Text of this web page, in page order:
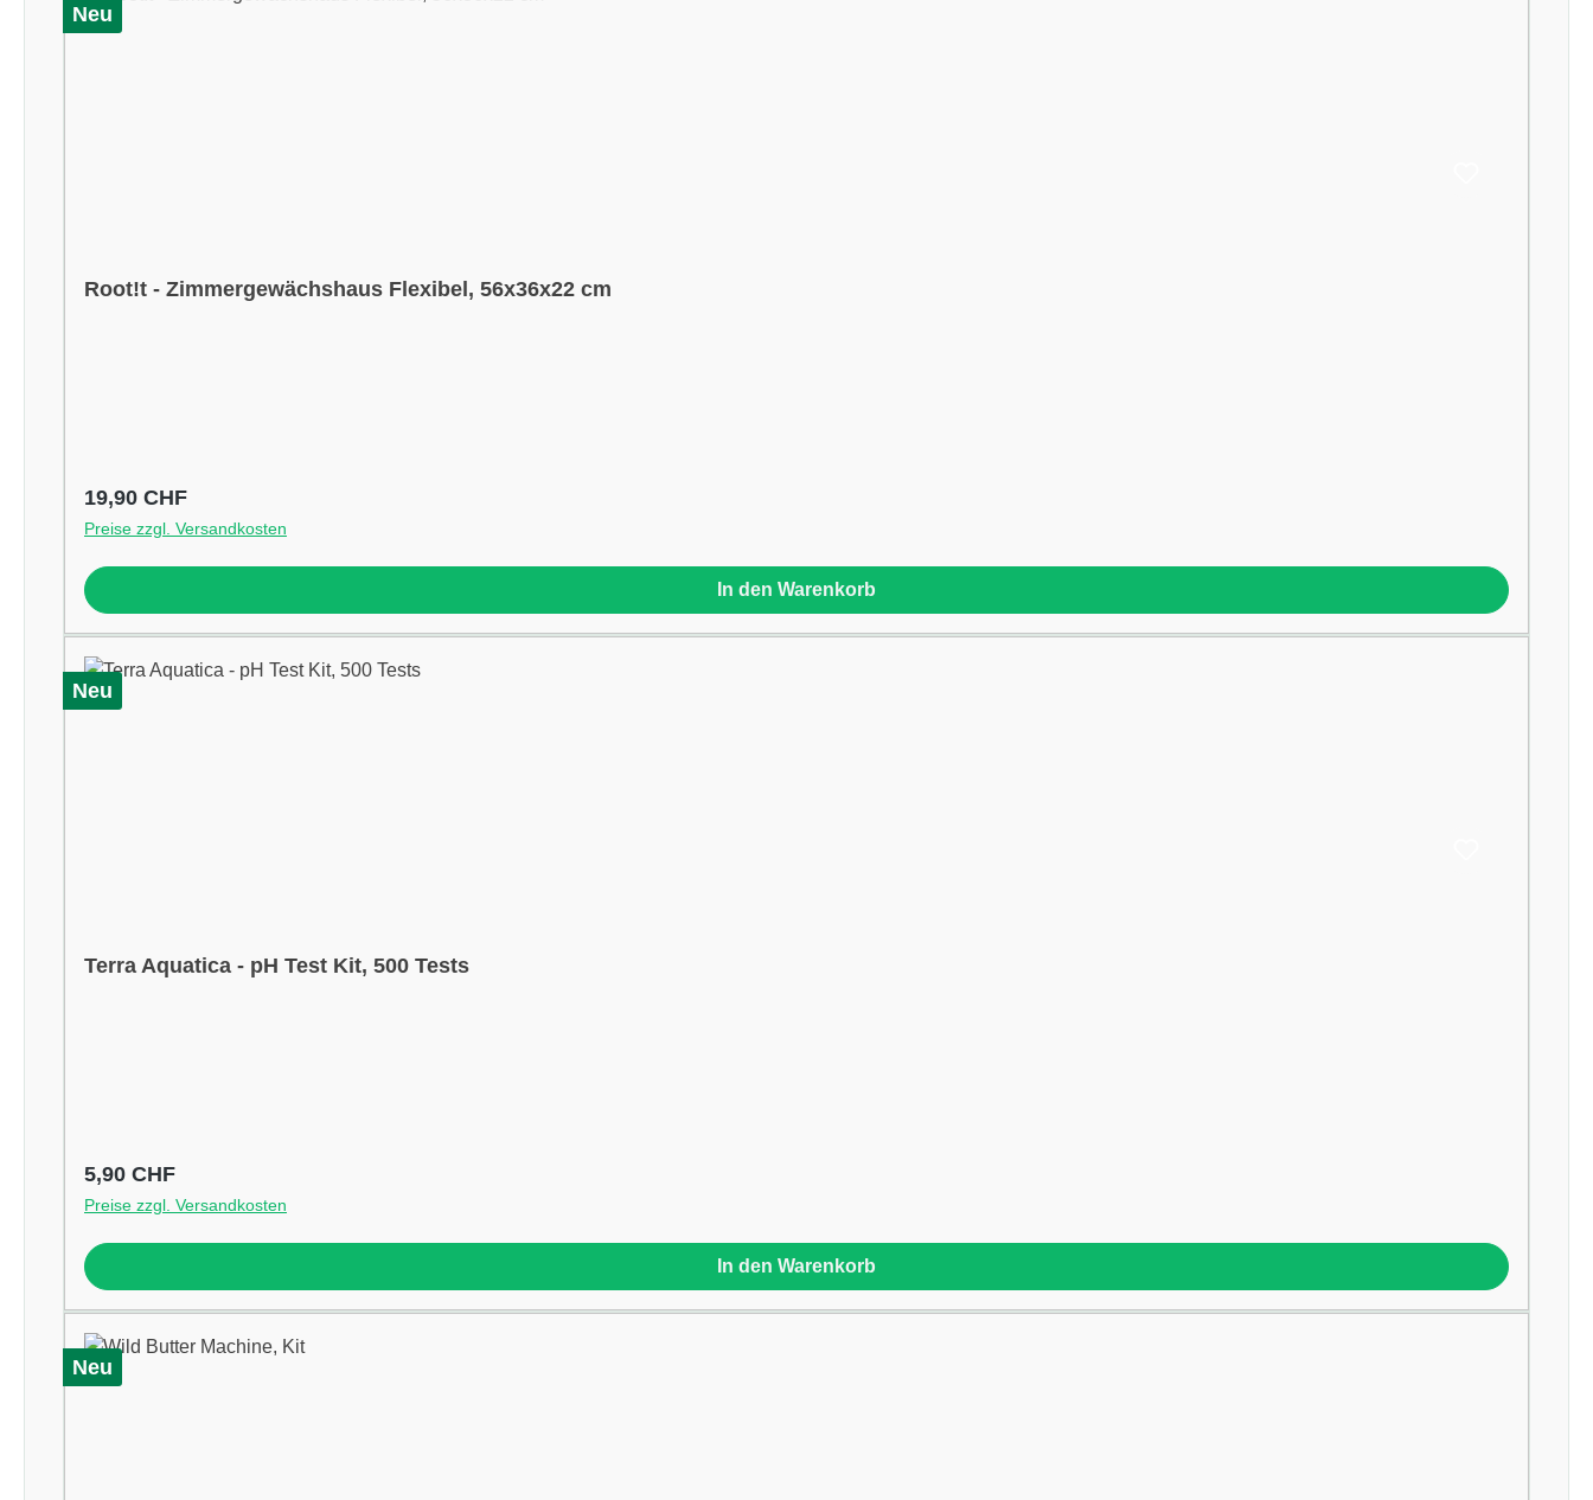
Neu
Root!t - Zimmergewächshaus Flexibel, 56x36x22 cm
Regulärer Preis:
19,90 CHF
Preise zzgl. Versandkosten
In den Warenkorb
Neu
Terra Aquatica - pH Test Kit, 500 Tests
Regulärer Preis:
5,90 CHF
Preise zzgl. Versandkosten
In den Warenkorb
Neu